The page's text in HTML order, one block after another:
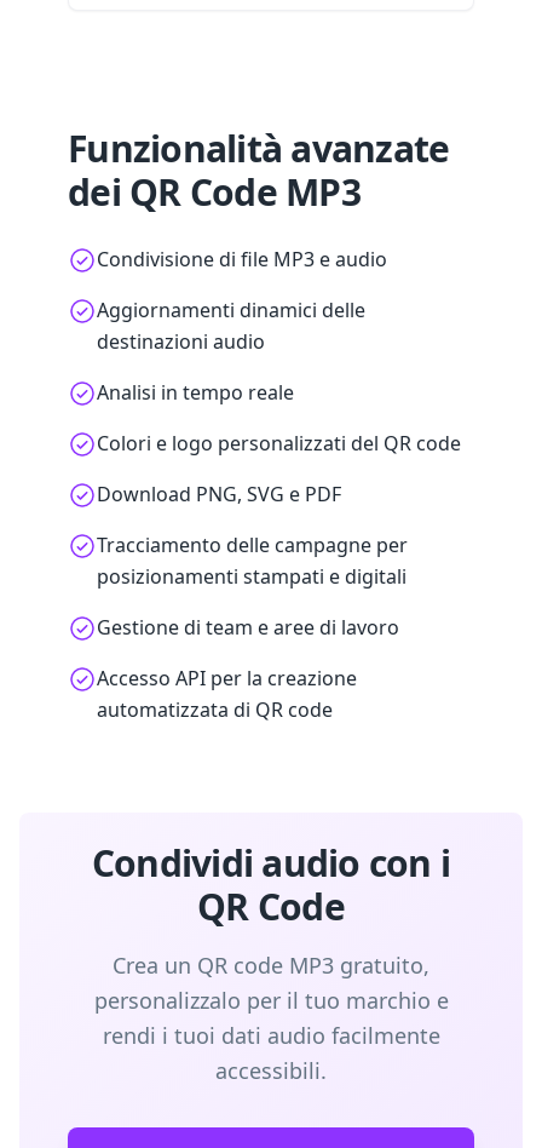
Funzionalità avanzate
dei QR Code MP3
Condivisione di file MP3 e audio
Aggiornamenti dinamici delle
destinazioni audio
Analisi in tempo reale
Colori e logo personalizzati del QR code
Download PNG, SVG e PDF
Tracciamento delle campagne per
posizionamenti stampati e digitali
Gestione di team e aree di lavoro
Accesso API per la creazione
automatizzata di QR code
Condividi audio con i
QR Code
Crea un QR code MP3 gratuito,
personalizzalo per il tuo marchio e
rendi i tuoi dati audio facilmente
accessibili.